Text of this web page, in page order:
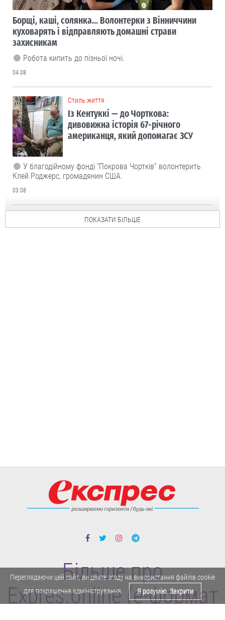
Борщі, каші, солянка... Волонтерки з Вінниччини
куховарять і відправляють домашні страви
захисникам
Робота кипить до пізньої ночі.
04.08
Cтиль життя
Із Кентуккі — до Чорткова:
дивовижна історія 67-річного
американця, який допомагає ЗСУ
У благодійному фонді “Покрова Чортків” волонтерить
Клей Роджерс, громадянин США.
03.08
ПОКАЗАТИ БІЛЬШЕ
Більше про
Expres.online (e-формат
Переглядаючи цей сайт, ви даєте згоду на використання файлів cookie
для покращення адміністрування.
Я розумію. Закрити